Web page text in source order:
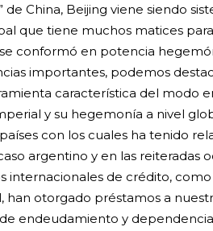
de China, Beijing viene siendo
que tiene muchos matices
conformó en potencia
importantes, podemos
característica del modo
y su hegemonía a nivel
con los cuales ha tenido
argentino y en las reiteradas
internacionales de crédito,
han otorgado préstamos a
endeudamiento y